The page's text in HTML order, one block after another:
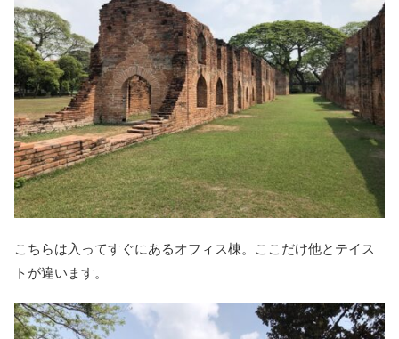
こちらは入ってすぐにあるオフィス棟。ここだけ他とテイス
トが違います。